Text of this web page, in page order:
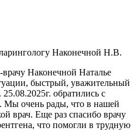
Наконечной Н.В.
Наконечной Наталье
быстрый, уважительный
обратились с
Мы очень рады, что в нашей
врач. Еще раз спасибо врачу
что помогли в трудную